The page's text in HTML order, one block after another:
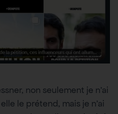
non seulement je n’ai
le prétend, mais je n’ai